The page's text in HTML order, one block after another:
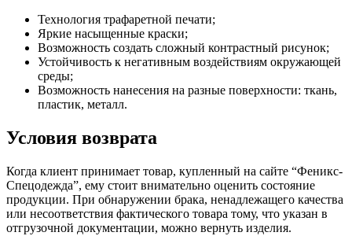
Технология трафаретной печати;
Яркие насыщенные краски;
Возможность создать сложный контрастный рисунок;
Устойчивость к негативным воздействиям окружающей
среды;
Возможность нанесения на разные поверхности: ткань,
пластик, металл.
Условия возврата
Когда клиент принимает товар, купленный на сайте “Феникс-
Спецодежда”, ему стоит внимательно оценить состояние
продукции. При обнаружении брака, ненадлежащего качества
или несоответствия фактического товара тому, что указан в
отгрузочной документации, можно вернуть изделия.